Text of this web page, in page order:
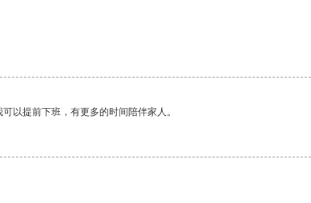
以提前下班，有更多的时间陪伴家人。